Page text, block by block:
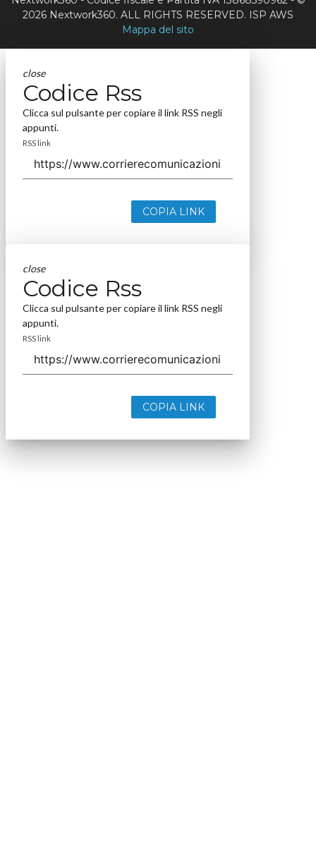
2026 Nextwork360. ALL RIGHTS RESERVED. ISP AWS
Mappa del sito
close
Codice Rss
Clicca sul pulsante per copiare il link RSS negli
appunti.
RSS link
COPIA LINK
close
Codice Rss
Clicca sul pulsante per copiare il link RSS negli
appunti.
RSS link
COPIA LINK